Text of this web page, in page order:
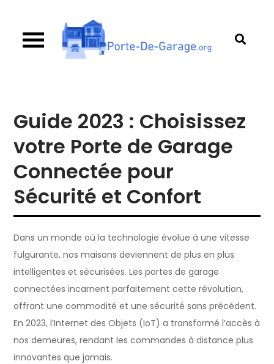
content
Guide 2023 : Choisissez
votre Porte de Garage
Connectée pour
Sécurité et Confort
Dans un monde où la technologie évolue à une vitesse
fulgurante, nos maisons deviennent de plus en plus
intelligentes et sécurisées. Les portes de garage
connectées incarnent parfaitement cette révolution,
offrant une commodité et une sécurité sans précédent.
En 2023, l’Internet des Objets (IoT) a transformé l’accès à
nos demeures, rendant les commandes à distance plus
innovantes que jamais.